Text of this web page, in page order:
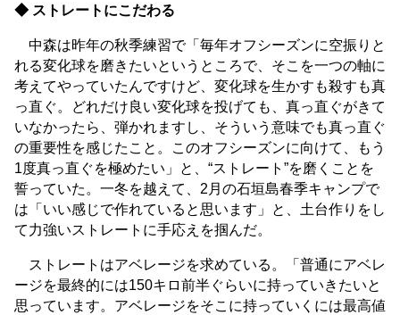
◆ ストレートにこだわる
中森は昨年の秋季練習で「毎年オフシーズンに空振りと
れる変化球を磨きたいというところで、そこを一つの軸に
考えてやっていたんですけど、変化球を生かすも殺すも真
っ直ぐ。どれだけ良い変化球を投げても、真っ直ぐがきて
いなかったら、弾かれますし、そういう意味でも真っ直ぐ
の重要性を感じたこと。このオフシーズンに向けて、もう
1度真っ直ぐを極めたい」と、“ストレート”を磨くことを
誓っていた。一冬を越えて、2月の石垣島春季キャンプで
は「いい感じで作れていると思います」と、土台作りをし
て力強いストレートに手応えを掴んだ。
ストレートはアベレージを求めている。「普通にアベレ
ージを最終的には150キロ前半ぐらいに持っていきたいと
思っています。アベレージをそこに持っていくには最高値